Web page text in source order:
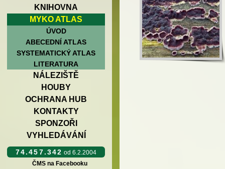
KNIHOVNA
MYKO ATLAS
ÚVOD
ABECEDNÍ ATLAS
SYSTEMATICKÝ ATLAS
LITERATURA
NÁLEZIŠTĚ
HOUBY
OCHRANA HUB
KONTAKTY
SPONZOŘI
VYHLEDÁVÁNÍ
74.457.342 od 6.2.2004
ČMS na Facebooku